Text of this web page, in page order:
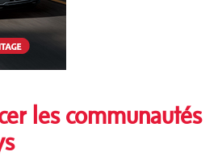
les communautés